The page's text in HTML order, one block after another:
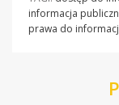
informacja
prawa do